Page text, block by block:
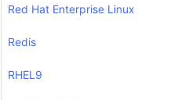
Red Hat Enterprise Linux
Redis
RHEL9